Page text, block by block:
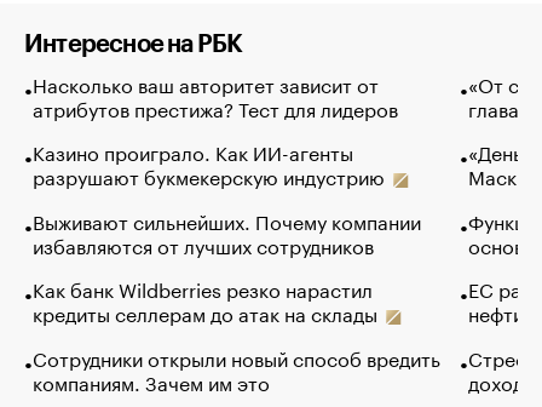
Интересное на РБК
Насколько ваш авторитет зависит от
атрибутов престижа? Тест для лидеров
Казино проиграло. Как ИИ-агенты
разрушают букмекерскую индустрию
Выживают сильнейших. Почему компании
избавляются от лучших сотрудников
Как банк Wildberries резко нарастил
кредиты селлерам до атак на склады
Сотрудники открыли новый способ вредить
компаниям. Зачем им это
«От
глава
Маск в
основ
ЕС
нефти